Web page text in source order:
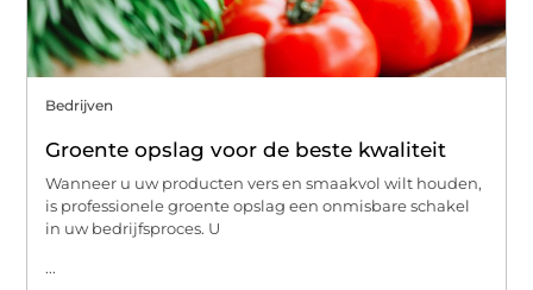
Bedrijven
Groente opslag voor de beste kwaliteit
Wanneer u uw producten vers en smaakvol wilt houden,
is professionele groente opslag een onmisbare schakel
in uw bedrijfsproces. U
...